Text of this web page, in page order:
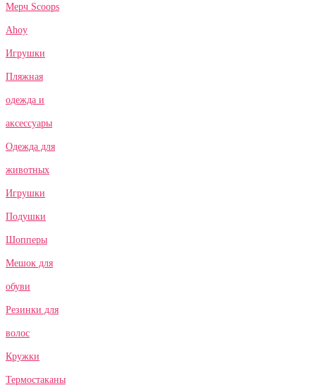
Мерч Scoops
Ahoy
Игрушки
Пляжная
одежда и
аксессуары
Одежда для
животных
Игрушки
Подушки
Шопперы
Мешок для
обуви
Резинки для
волос
Кружки
Термостаканы